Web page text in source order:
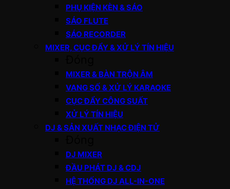
PHỤ KIỆN KÈN & SÁO
SÁO FLUTE
SÁO RECORDER
MIXER, CỤC ĐẨY & XỬ LÝ TÍN HIỆU
MIXER & BÀN TRỘN ÂM
VANG SỐ & XỬ LÝ KARAOKE
CỤC ĐẨY CÔNG SUẤT
XỬ LÝ TÍN HIỆU
DJ & SẢN XUẤT NHẠC ĐIỆN TỬ
DJ MIXER
ĐẦU PHÁT DJ & CDJ
HỆ THỐNG DJ ALL-IN-ONE